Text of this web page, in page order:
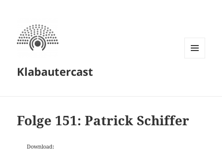
Klabautercast
Folge 151: Patrick Schiffer
Download: